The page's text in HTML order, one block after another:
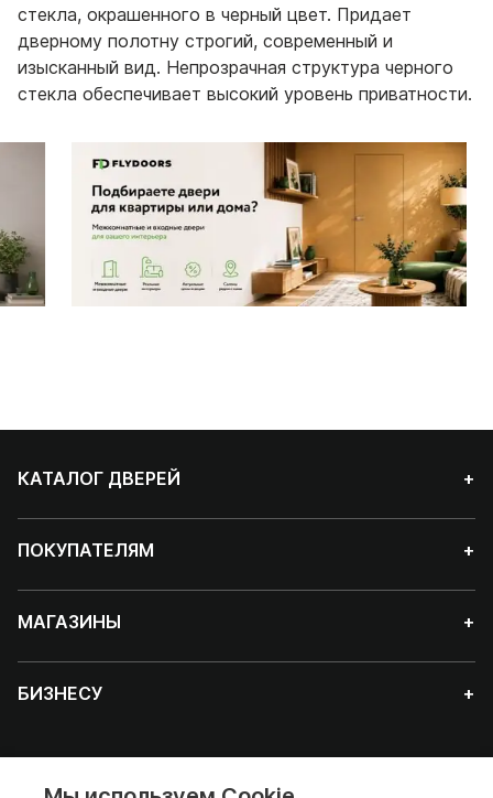
стекла, окрашенного в черный цвет. Придает
дверному полотну строгий, современный и
изысканный вид. Непрозрачная структура черного
стекла обеспечивает высокий уровень приватности.
КАТАЛОГ ДВЕРЕЙ +
ПОКУПАТЕЛЯМ +
МАГАЗИНЫ +
БИЗНЕСУ +